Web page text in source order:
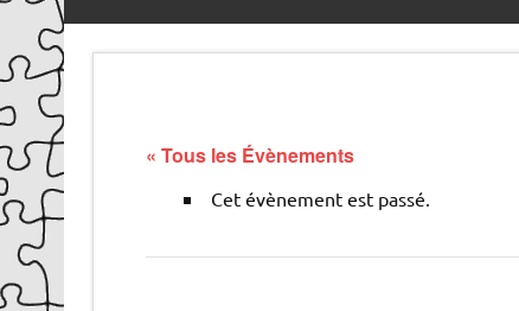
« Tous les Évènements
Cet évènement est passé.